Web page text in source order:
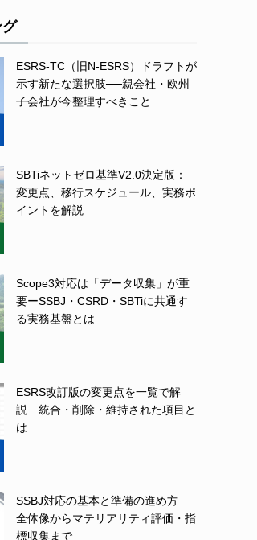
ESRS-TC（旧N-ESRS）ドラフトが
示す新たな選択肢──親会社・欧州
子会社が今整理すべきこと
SBTiネットゼロ基準V2.0決定版：
変更点、移行スケジュール、実務ポ
イントを解説
Scope3対応は「データ収集」が重
要ーSSBJ・CSRD・SBTiに共通す
る実務基盤とは
ESRS改訂版の変更点を一覧で解
説 統合・削除・維持された項目と
は
SSBJ対応の基本と準備の進め方
全体像からマテリアリティ評価・指
標収集まで